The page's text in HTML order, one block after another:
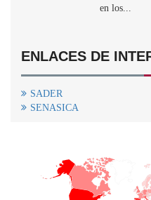
en los...
ENLACES DE
SADER
SENASICA